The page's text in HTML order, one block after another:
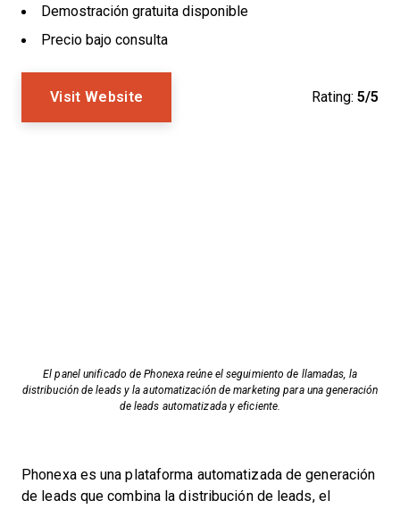
Demostración gratuita disponible
Precio bajo consulta
Visit Website Rating: 5/5
El panel unificado de Phonexa reúne el seguimiento de llamadas, la
distribución de leads y la automatización de marketing para una generación
de leads automatizada y eficiente.
Phonexa es una plataforma automatizada de generación
de leads que combina la distribución de leads, el